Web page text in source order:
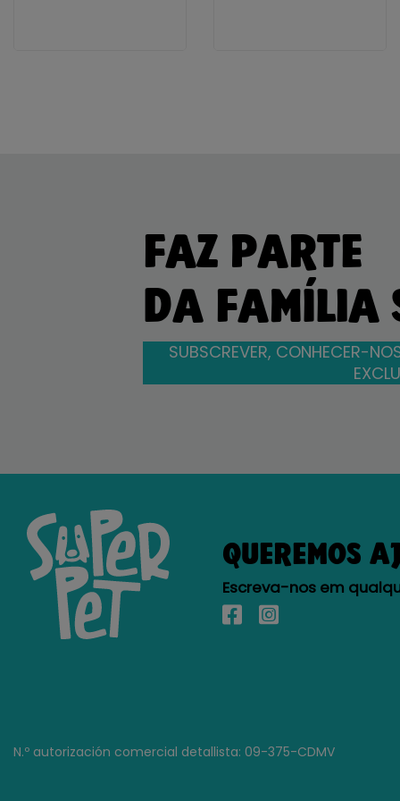
FAZ PARTE
DA FAMÍLIA
SUBSCREVER, CONHECER-
QUEREMOS
Escreva-nos em
N.º autorización comercial detallista: 09-375-CDMV